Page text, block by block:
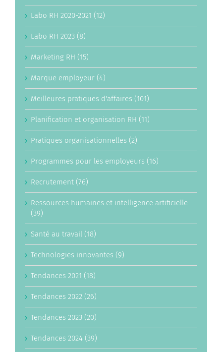
Labo RH 2020-2021 (12)
Labo RH 2023 (8)
Marketing RH (15)
Marque employeur (4)
Meilleures pratiques d'affaires (101)
Planification et organisation RH (11)
Pratiques organisationnelles (2)
Programmes pour les employeurs (16)
Recrutement (76)
Ressources humaines et intelligence artificielle
(39)
Santé au travail (18)
Technologies innovantes (9)
Tendances 2021 (18)
Tendances 2022 (26)
Tendances 2023 (20)
Tendances 2024 (39)